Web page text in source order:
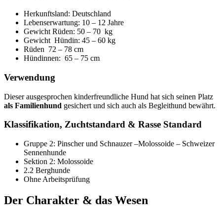
Herkunftsland: Deutschland
Lebenserwartung: 10 – 12 Jahre
Gewicht Rüden: 50 – 70 kg
Gewicht Hündin: 45 – 60 kg
Rüden 72 – 78 cm
Hündinnen: 65 – 75 cm
Verwendung
Dieser ausgesprochen kinderfreundliche Hund hat sich seinen Platz
als Familienhund gesichert und sich auch als Begleithund bewährt.
Klassifikation, Zuchtstandard & Rasse Standard
Gruppe 2: Pinscher und Schnauzer –Molossoide – Schweizer
Sennenhunde
Sektion 2: Molossoide
2.2 Berghunde
Ohne Arbeitsprüfung
Der Charakter & das Wesen